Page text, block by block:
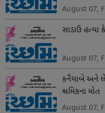
August 07,
સાડાઉ હત્યા
August 07,
કનૈયાબે અને
શ્રમિકના મોત
August 07,